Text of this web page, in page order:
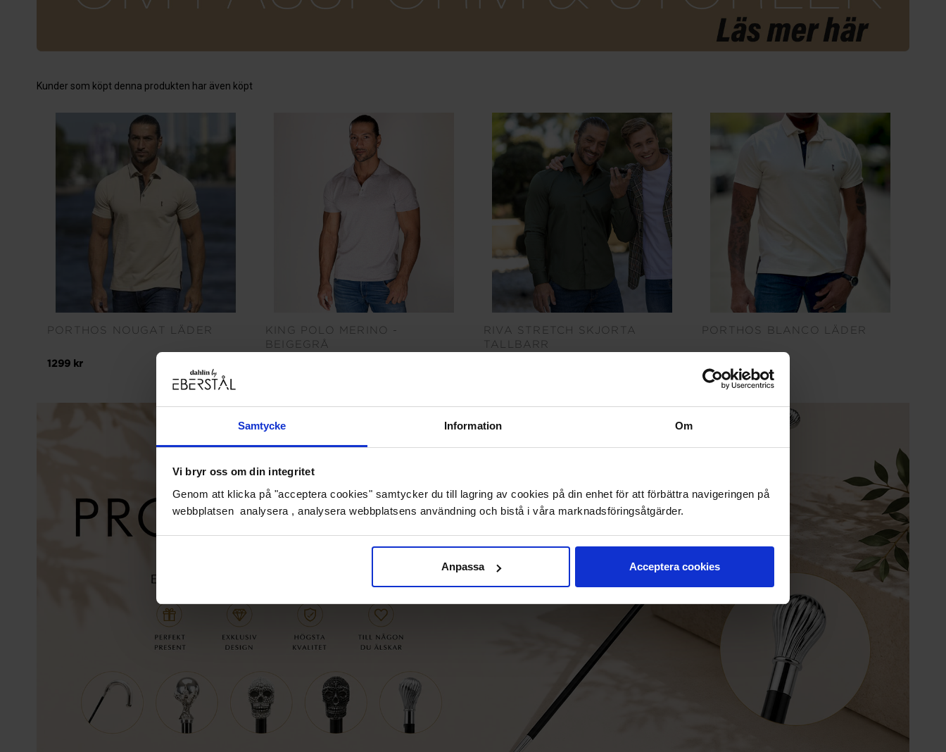
Samtycke Information Om
Vi bryr oss om din integritet
Genom att klicka på "acceptera cookies" samtycker du till lagring av cookies på din enhet för att förbättra navigeringen på
webbplatsen analysera , analysera webbplatsens användning och bistå i våra marknadsföringsåtgärder.
Anpassa Acceptera cookies
Kunder som köpt denna produkten har även köpt
PORTHOS NOUGAT LÄDER
1299 kr
KING POLO MERINO -
BEIGEGRÅ
RIVA STRETCH SKJORTA
TALLBARR
PORTHOS BLANCO LÄDER